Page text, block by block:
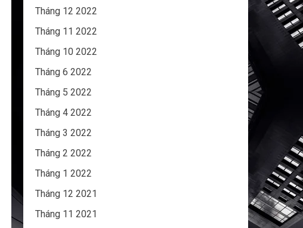
Tháng 12 2022
Tháng 11 2022
Tháng 10 2022
Tháng 6 2022
Tháng 5 2022
Tháng 4 2022
Tháng 3 2022
Tháng 2 2022
Tháng 1 2022
Tháng 12 2021
Tháng 11 2021